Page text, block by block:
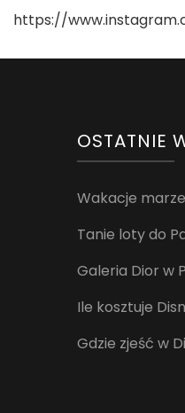
https://
OSTATNIE
Wakacje
Tanie loty do
Galeria Dior w
Ile kosztuje
Gdzie zjeść w